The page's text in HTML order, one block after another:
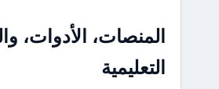
المنصات، الأدوات،
التعليمية